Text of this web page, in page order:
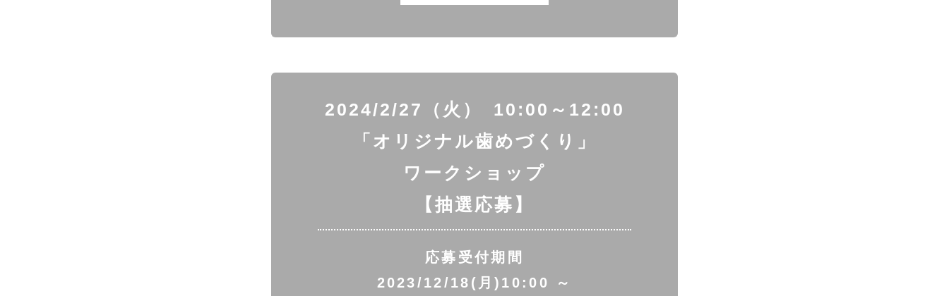
2024/2/27（火） 10:00～12:00
「オリジナル歯めづくり」
ワークショップ
【抽選応募】
応募受付期間
2023/12/18(月)10:00 ～